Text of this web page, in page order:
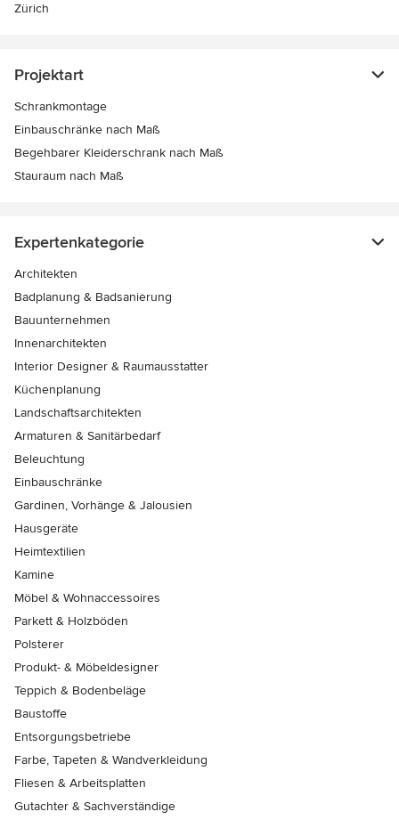
Zürich
Projektart
Schrankmontage
Einbauschränke nach Maß
Begehbarer Kleiderschrank nach Maß
Stauraum nach Maß
Expertenkategorie
Architekten
Badplanung & Badsanierung
Bauunternehmen
Innenarchitekten
Interior Designer & Raumausstatter
Küchenplanung
Landschaftsarchitekten
Armaturen & Sanitärbedarf
Beleuchtung
Einbauschränke
Gardinen, Vorhänge & Jalousien
Hausgeräte
Heimtextilien
Kamine
Möbel & Wohnaccessoires
Parkett & Holzböden
Polsterer
Produkt- & Möbeldesigner
Teppich & Bodenbeläge
Baustoffe
Entsorgungsbetriebe
Farbe, Tapeten & Wandverkleidung
Fliesen & Arbeitsplatten
Gutachter & Sachverständige